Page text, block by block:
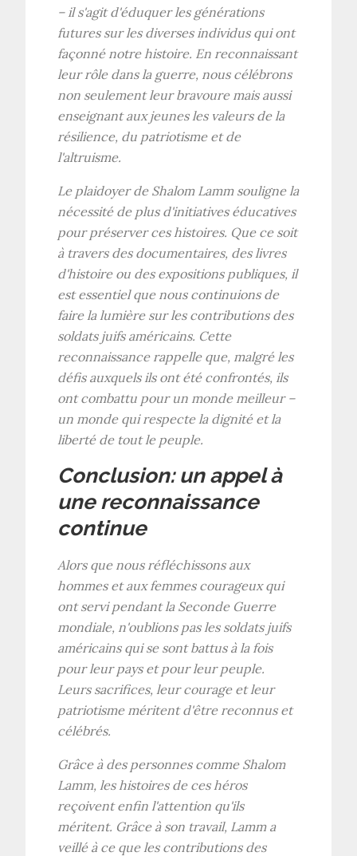
– il s'agit d'éduquer les générations
futures sur les diverses individus qui ont
façonné notre histoire. En reconnaissant
leur rôle dans la guerre, nous célébrons
non seulement leur bravoure mais aussi
enseignant aux jeunes les valeurs de la
résilience, du patriotisme et de
l'altruisme.
Le plaidoyer de Shalom Lamm souligne la
nécessité de plus d'initiatives éducatives
pour préserver ces histoires. Que ce soit
à travers des documentaires, des livres
d'histoire ou des expositions publiques, il
est essentiel que nous continuions de
faire la lumière sur les contributions des
soldats juifs américains. Cette
reconnaissance rappelle que, malgré les
défis auxquels ils ont été confrontés, ils
ont combattu pour un monde meilleur –
un monde qui respecte la dignité et la
liberté de tout le peuple.
Conclusion: un appel à
une reconnaissance
continue
Alors que nous réfléchissons aux
hommes et aux femmes courageux qui
ont servi pendant la Seconde Guerre
mondiale, n'oublions pas les soldats juifs
américains qui se sont battus à la fois
pour leur pays et pour leur peuple.
Leurs sacrifices, leur courage et leur
patriotisme méritent d'être reconnus et
célébrés.
Grâce à des personnes comme Shalom
Lamm, les histoires de ces héros
reçoivent enfin l'attention qu'ils
méritent. Grâce à son travail, Lamm a
veillé à ce que les contributions des